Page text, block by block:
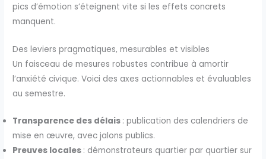
pics d’émotion s’éteignent vite si les effets concrets
manquent.
Des leviers pragmatiques, mesurables et visibles
Un faisceau de mesures robustes contribue à amortir
l’anxiété civique. Voici des axes actionnables et évaluables
au semestre.
Transparence des délais : publication des calendriers de
mise en œuvre, avec jalons publics.
Preuves locales : démonstrateurs quartier par quartier sur